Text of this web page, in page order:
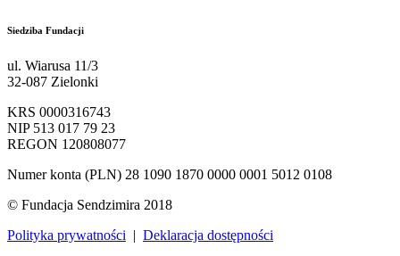
Siedziba Fundacji
ul. Wiarusa 11/3
32-087 Zielonki
KRS 0000316743
NIP 513 017 79 23
REGON 120808077
Numer konta (PLN) 28 1090 1870 0000 0001 5012 0108
© Fundacja Sendzimira 2018
Polityka prywatności | Deklaracja dostępności